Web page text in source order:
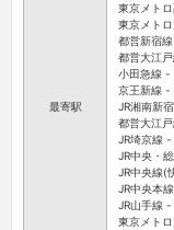
最寄駅
東京メト
東京メト
都営新宿
都営大江
小田急線 -
京王新線 -
JR湘南新
都営大江
JR埼京線
JR中央・
JR中央線(
JR中央本
JR山手線
東京メト